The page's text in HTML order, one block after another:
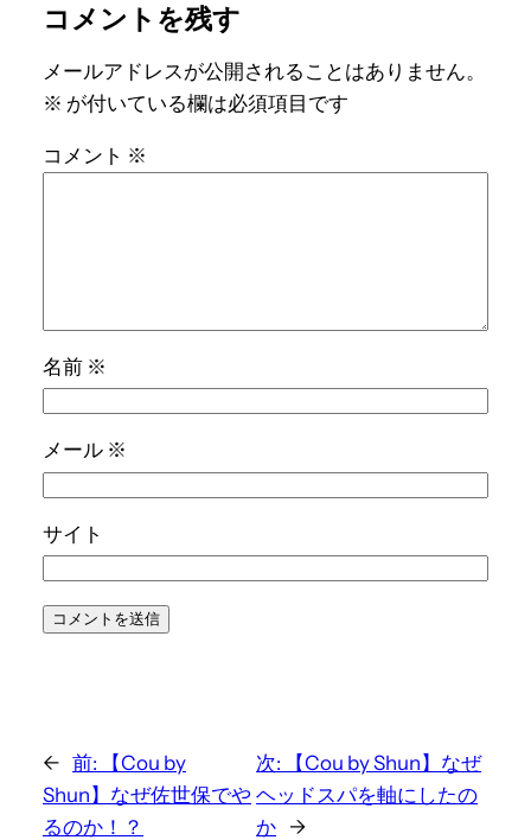
コメントを残す
メールアドレスが公開されることはありません。
※ が付いている欄は必須項目です
コメント ※
名前 ※
メール ※
サイト
← 前:
【Cou by
Shun】なぜ佐世保でや
るのか！？
次:
【Cou by Shun】なぜ
ヘッドスパを軸にしたの
か →